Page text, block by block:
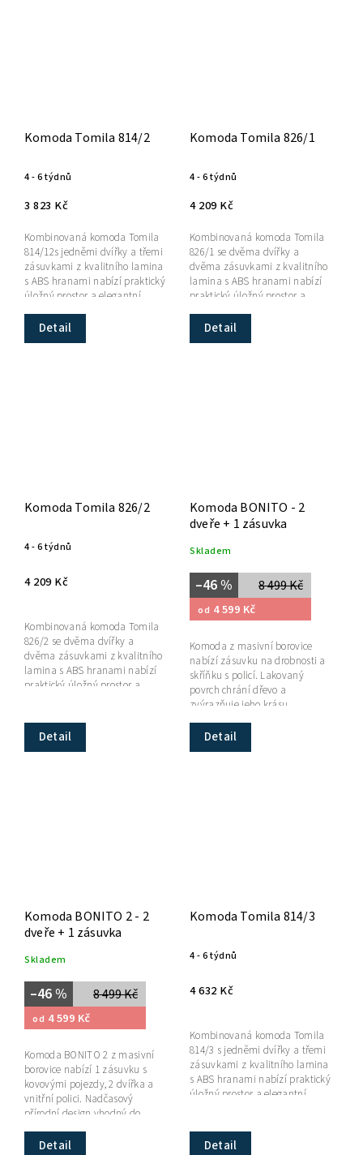
Komoda Tomila 814/2
4 - 6 týdnů
3 823 Kč
Detail
Kombinovaná komoda Tomila
814/12s jedněmi dvířky a třemi
zásuvkami z kvalitního lamina
s ABS hranami nabízí praktický
úložný prostor a elegantní
design inspirovaný
japonským...
Komoda Tomila 826/1
4 - 6 týdnů
4 209 Kč
Detail
Kombinovaná komoda Tomila
826/1 se dvěma dvířky a
dvěma zásuvkami z kvalitního
lamina s ABS hranami nabízí
praktický úložný prostor a
elegantní design inspirovaný
japonským stylem.
Komoda Tomila 826/2
4 - 6 týdnů
4 209 Kč
Detail
Kombinovaná komoda Tomila
826/2 se dvěma dvířky a
dvěma zásuvkami z kvalitního
lamina s ABS hranami nabízí
praktický úložný prostor a
Komoda BONITO - 2
dveře + 1 zásuvka
Skladem
8 499 Kč
–46 %
od 4 599 Kč
Detail
Komoda z masivní borovice
nabízí zásuvku na drobnosti a
skříňku s policí. Lakovaný
povrch chrání dřevo a
zvýrazňuje jeho krásu.
Komoda BONITO 2 - 2
dveře + 1 zásuvka
Skladem
8 499 Kč
–46 %
od 4 599 Kč
Detail
Komoda BONITO 2 z masivní
borovice nabízí 1 zásuvku s
kovovými pojezdy, 2 dvířka a
vnitřní polici. Nadčasový
přírodní design vhodný do
každého interiéru.
Komoda Tomila 814/3
4 - 6 týdnů
4 632 Kč
Detail
Kombinovaná komoda Tomila
814/3 s jedněmi dvířky a třemi
zásuvkami z kvalitního lamina
s ABS hranami nabízí praktický
úložný prostor a elegantní